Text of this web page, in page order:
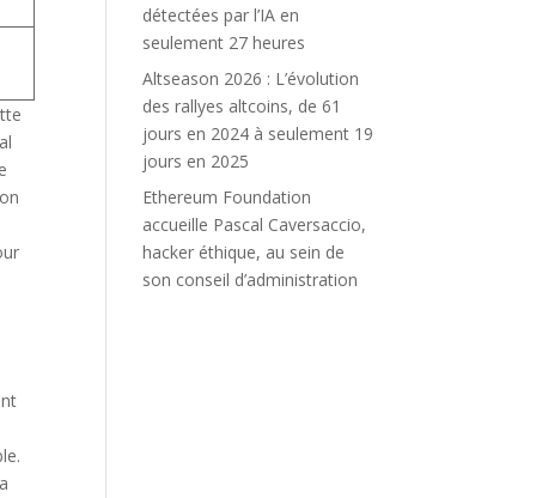
détectées par l’IA en
seulement 27 heures
Altseason 2026 : L’évolution
des rallyes altcoins, de 61
jours en 2024 à seulement 19
jours en 2025
Ethereum Foundation
accueille Pascal Caversaccio,
hacker éthique, au sein de
son conseil d’administration